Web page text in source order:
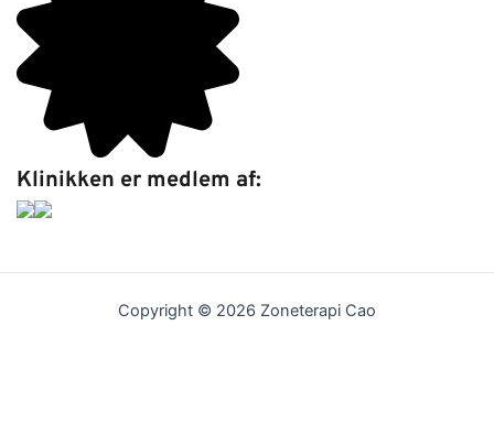
Klinikken er medlem af:
Copyright © 2026 Zoneterapi Cao